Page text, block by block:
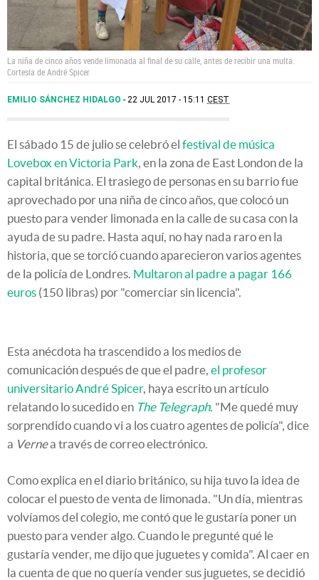
La niña de cinco años vende limonada al final de su calle, antes de recibir una multa.
Cortesía de André Spicer
EMILIO SÁNCHEZ HIDALGO 22 JUL 2017 - 15:11 CEST
El sábado 15 de julio se celebró el festival de música
Lovebox en Victoria Park, en la zona de East London de la
capital británica. El trasiego de personas en su barrio fue
aprovechado por una niña de cinco años, que colocó un
puesto para vender limonada en la calle de su casa con la
ayuda de su padre. Hasta aquí, no hay nada raro en la
historia, que se torció cuando aparecieron varios agentes
de la policía de Londres. Multaron al padre a pagar 166
euros (150 libras) por "comerciar sin licencia".
Esta anécdota ha trascendido a los medios de
comunicación después de que el padre, el profesor
universitario André Spicer, haya escrito un artículo
relatando lo sucedido en The Telegraph. "Me quedé muy
sorprendido cuando vi a los cuatro agentes de policía", dice
a Vernea través de correo electrónico.
Como explica en el diario británico, su hija tuvo la idea de
colocar el puesto de venta de limonada. "Un día, mientras
volvíamos del colegio, me contó que le gustaría poner un
puesto para vender algo. Cuando le pregunté qué le
gustaría vender, me dijo que juguetes y comida". Al caer en
la cuenta de que no quería vender sus juguetes, se decidió